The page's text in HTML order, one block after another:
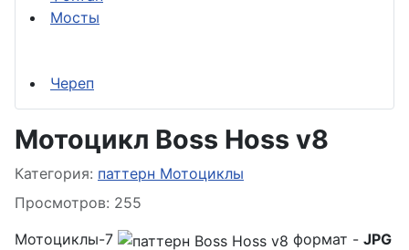
Мосты
Череп
Мотоцикл Boss Hoss v8
Информация о материале
Категория: паттерн Мотоциклы
Просмотров: 255
Мотоциклы-7
формат - JPG